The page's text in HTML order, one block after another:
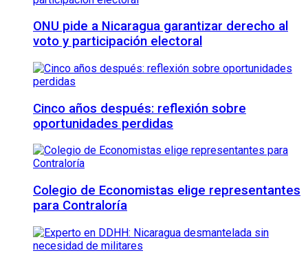
ONU pide a Nicaragua garantizar derecho al
voto y participación electoral
Cinco años después: reflexión sobre
oportunidades perdidas
Colegio de Economistas elige representantes
para Contraloría